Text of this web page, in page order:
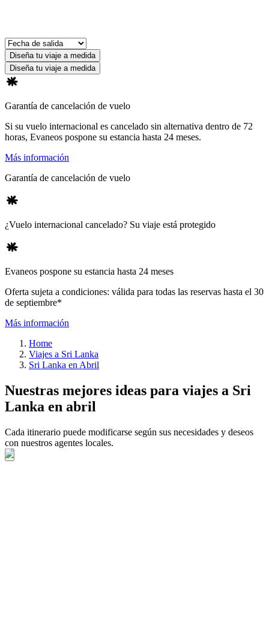
Diseña tu viaje a medida
Diseña tu viaje a medida
Garantía de cancelación de vuelo
Si su vuelo internacional es cancelado sin alternativa dentro de 72
horas, Evaneos pospone su estancia hasta 24 meses.
Más información
Garantía de cancelación de vuelo
¿Vuelo internacional cancelado? Su viaje está protegido
Evaneos pospone su estancia hasta 24 meses
Oferta sujeta a condiciones: válida para todas las reservas hasta el 30
de septiembre*
Más información
Home
Viajes a Sri Lanka
Sri Lanka en Abril
Nuestras mejores ideas para viajes a Sri
Lanka en abril
Cada itinerario puede modificarse según sus necesidades y deseos
con nuestros agentes locales.